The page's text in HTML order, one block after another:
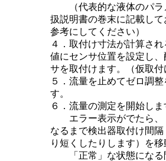
（代表的な液体のパラ
扱説明書の巻末に記載し
参考にしてください）
４．取付け寸法が計算さ
値にセンサ位置を設定し、
サを取付けます。（仮取付
５．流量を止めてゼロ調整
す。
６．流量の測定を開始しま
エラー表示がでたら、
なるまで検出器取付け間隔
り短くしたりします）を
「正常」な状態になる